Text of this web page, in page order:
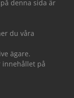
denna sida är
du våra
ägare.
innehållet på